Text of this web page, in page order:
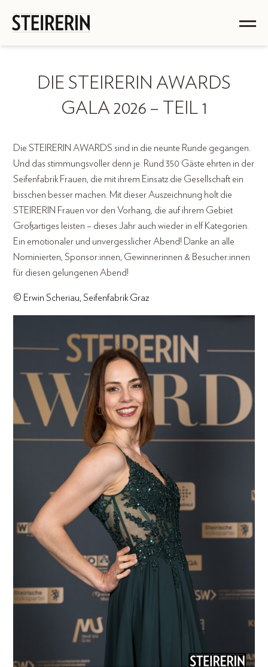
DIE STEIRERIN AWARDS
GALA 2026 – TEIL 1
Die STEIRERIN AWARDS sind in die neunte Runde gegangen.
Und das stimmungsvoller denn je. Rund 350 Gäste ehrten in der
Seifenfabrik Frauen, die mit ihrem Einsatz die Gesellschaft ein
bisschen besser machen. Mit dieser Auszeichnung holt die
STEIRERIN Frauen vor den Vorhang, die auf ihrem Gebiet
Großartiges leisten – dieses Jahr auch wieder in elf Kategorien.
Ein emotionaler und unvergesslicher Abend! Danke an alle
Nominierten, Sponsor:innen, Gewinnerinnen & Besucher:innen
für diesen gelungenen Abend!
© Erwin Scheriau, Seifenfabrik Graz